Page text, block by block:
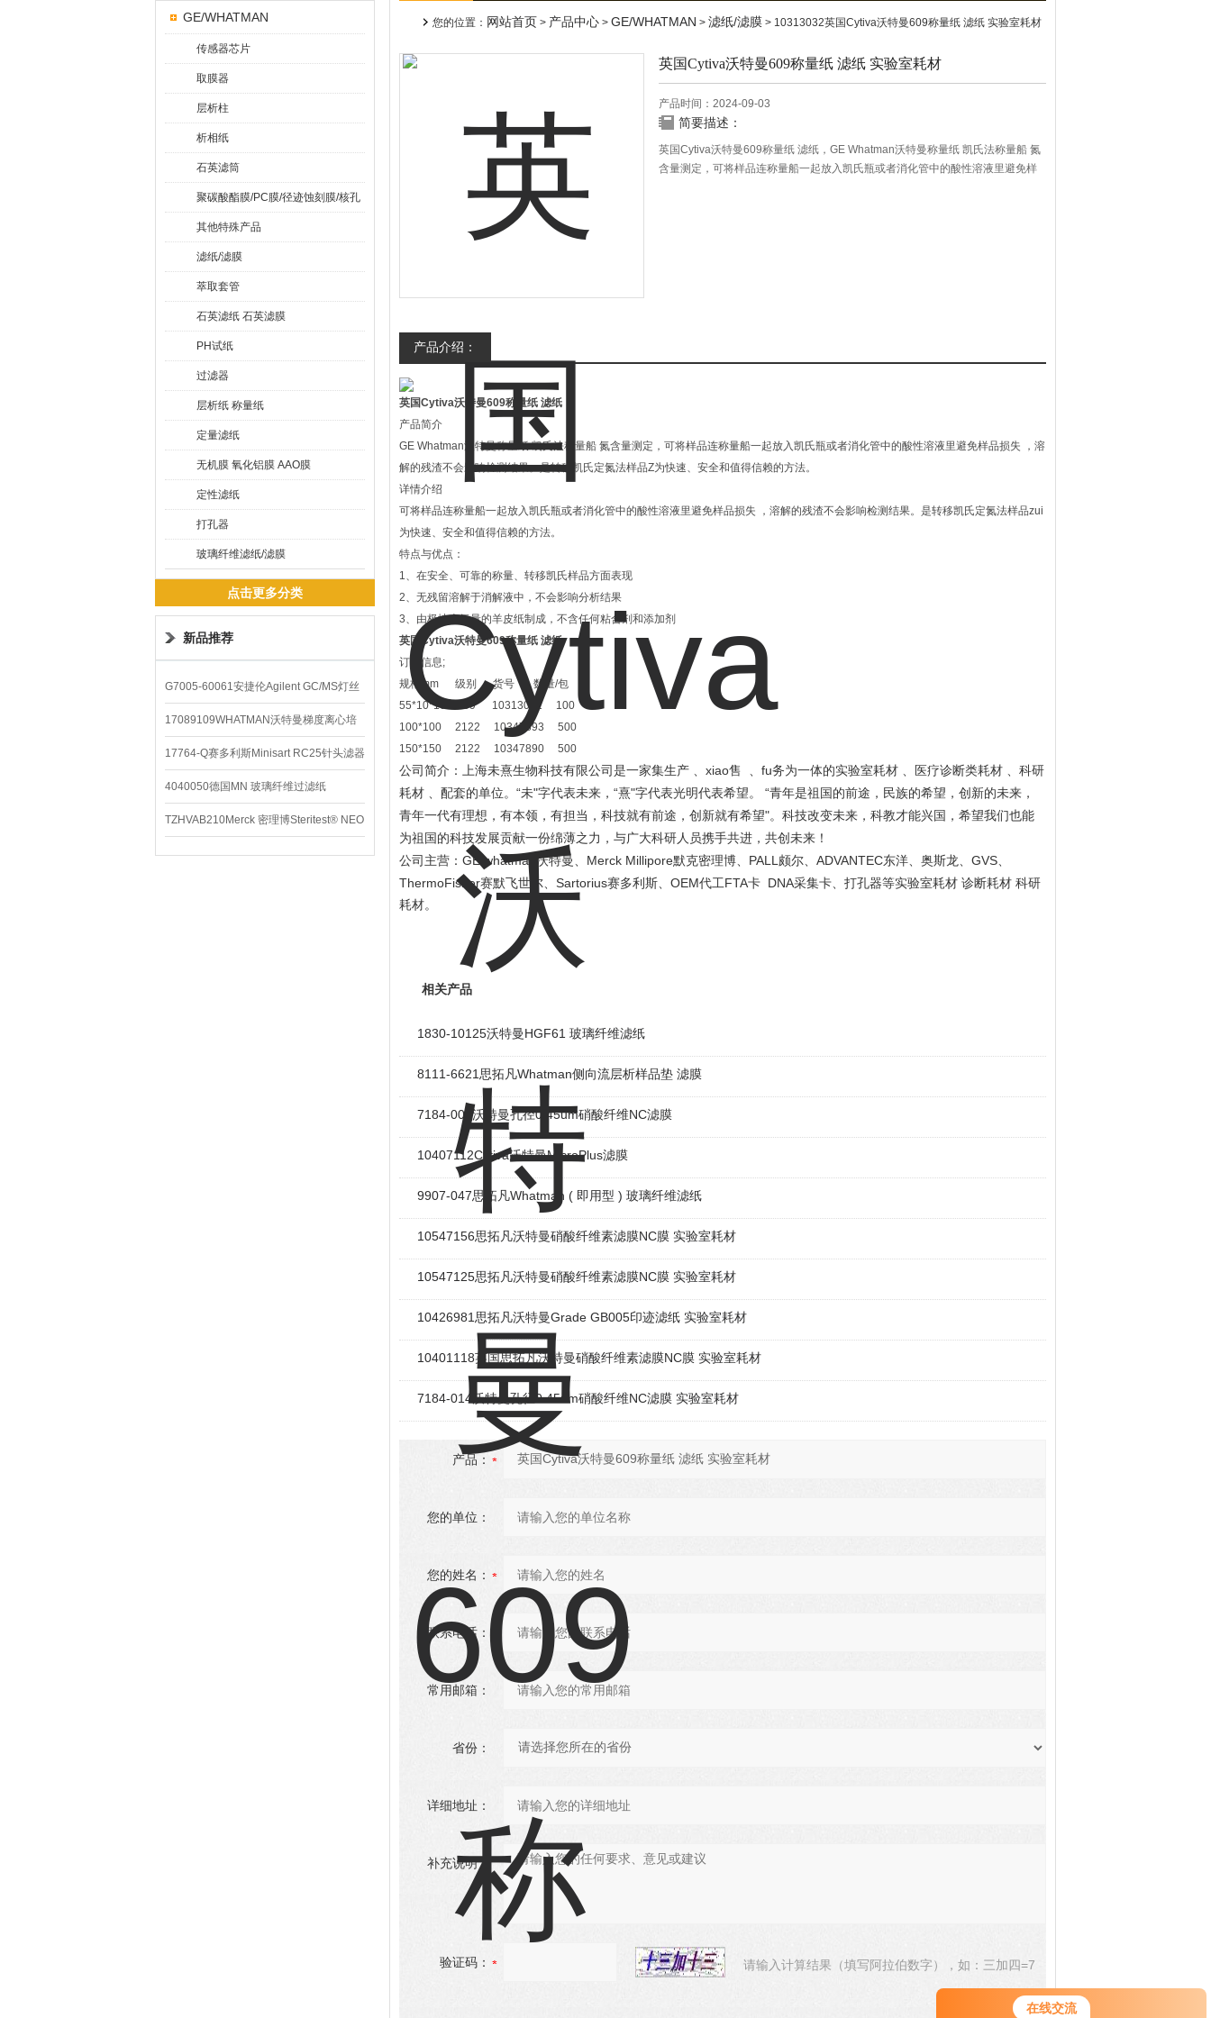
在线交流
GE/WHATMAN
传感器芯片
取膜器
层析柱
析相纸
石英滤筒
聚碳酸酯膜/PC膜/径迹蚀刻膜/核孔
膜
其他特殊产品
滤纸/滤膜
萃取套管
石英滤纸 石英滤膜
PH试纸
过滤器
层析纸 称量纸
定量滤纸
无机膜 氧化铝膜 AAO膜
定性滤纸
打孔器
玻璃纤维滤纸/滤膜
点击更多分类
新品推荐
G7005-60061安捷伦Agilent GC/MS灯丝
配件
17089109WHATMAN沃特曼梯度离心培
养基
17764-Q赛多利斯Minisart RC25针头滤器
4040050德国MN 玻璃纤维过滤纸
TZHVAB210Merck 密理博Steritest® NEO
设备
您的位置： 网站首页 > 产品中心 > GE/WHATMAN > 滤纸/滤膜 > 10313032英国Cytiva沃特曼609称量纸 滤纸 实验室耗材
英国Cytiva沃特曼609称量纸 滤纸 实验室耗材
产品时间：2024-09-03
简要描述：
英国Cytiva沃特曼609称量纸 滤纸，GE Whatman沃特曼称量纸 凯氏法称量船 氮
含量测定，可将样品连称量船一起放入凯氏瓶或者消化管中的酸性溶液里避免样
产品介绍：
英国Cytiva沃特曼609称量纸 滤纸
产品简介
GE Whatman沃特曼称量纸 凯氏法称量船 氮含量测定，可将样品连称量船一起放入凯氏瓶或者消化管中的酸性溶液里避免样品损失 ，溶
解的残渣不会影响检测结果。是转移凯氏定氮法样品Z为快速、安全和值得信赖的方法。
详情介绍
可将样品连称量船一起放入凯氏瓶或者消化管中的酸性溶液里避免样品损失 ，溶解的残渣不会影响检测结果。是转移凯氏定氮法样品zui
为快速、安全和值得信赖的方法。
特点与优点：
1、在安全、可靠的称量、转移凯氏样品方面表现
2、无残留溶解于消解液中，不会影响分析结果
3、由极地含氮量的羊皮纸制成，不含任何粘合剂和添加剂
英国Cytiva沃特曼609称量纸 滤纸
订货信息;
规格mm 级别 货号 数量/包
55*10*10 609 10313032 100
100*100 2122 10347893 500
150*150 2122 10347890 500
公司简介：上海未熹生物科技有限公司是一家集生产 、 xiao售 、 fu务为一体的实验室耗材 、医疗诊断类耗材 、科研
耗材 、配套的单位。 “未"字代表未来， “熹"字代表光明代表希望。 “青年是祖国的前途，民族的希望，创新的未来，
青年一代有理想，有本领，有担当，科技就有前途，创新就有希望"。科技改变未来，科教才能兴国，希望我们也能
为祖国的科技发展贡献一份绵薄之力，与广大科研人员携手共进，共创未来！
公司主营： GE whatman 沃特曼、 Merck Millipore默克密理博、 PALL 颇尔、 ADVANTEC东洋、奥斯龙、 GVS、
ThermoFisher赛默飞世尔、 Sartorius赛多利斯、 OEM代工FTA卡 DNA采集卡、打孔器等实验室耗材 诊断耗材 科研
耗材。
相关产品
1830-10125沃特曼HGF61 玻璃纤维滤纸
8111-6621思拓凡Whatman侧向流层析样品垫 滤膜
7184-009沃特曼孔径0.45um硝酸纤维NC滤膜
10407112Cytiva沃特曼MicroPlus滤膜
9907-047思拓凡Whatman ( 即用型 ) 玻璃纤维滤纸
10547156思拓凡沃特曼硝酸纤维素滤膜NC膜 实验室耗材
10547125思拓凡沃特曼硝酸纤维素滤膜NC膜 实验室耗材
10426981思拓凡沃特曼Grade GB005印迹滤纸 实验室耗材
10401118英国思拓凡沃特曼硝酸纤维素滤膜NC膜 实验室耗材
7184-014沃特曼孔径0.45um硝酸纤维NC滤膜 实验室耗材
产品：
您的单位：
您的姓名：
联系电话：
常用邮箱：
省份：
详细地址：
补充说明：
验证码： 请输入计算结果（填写阿拉伯数字），如：三加四=7